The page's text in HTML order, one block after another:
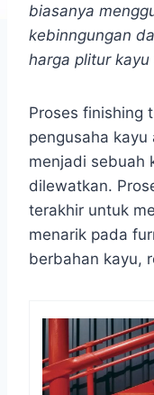
biasanya
kebinngungan
harga plitur
Proses finishing
pengusaha
menjadi sebuah
dilewatkan.
terakhir untuk
menarik pada
berbahan kayu,